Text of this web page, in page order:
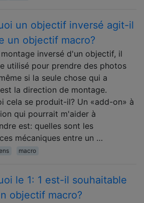
un objectif inversé agit-il
un objectif macro?
inversé d'un objectif, il
utilisé pour prendre des photos
si la seule chose qui a
la direction de montage.
cela se produit-il? Un «add-on» à
qui pourrait m'aider à
est: quelles sont les
mécaniques entre un …
macro
le 1: 1 est-il souhaitable
objectif macro?